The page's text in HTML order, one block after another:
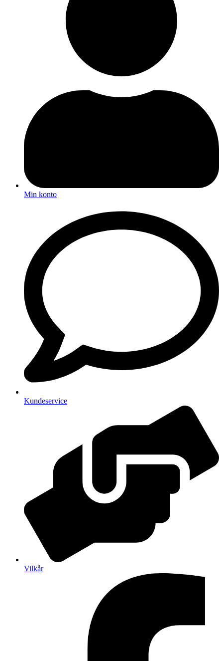
Min konto
Kundeservice
Vilkår